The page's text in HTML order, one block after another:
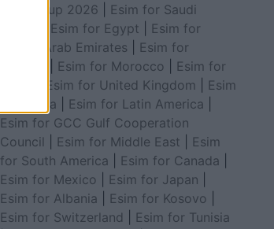
World Cup 2026
Esim for Saudi
Esim for Egypt
Esim for
United Arab Emirates
Esim for
Esim for Morocco
Esim for
Esim for United Kingdom
Esim
for Africa
Esim for Latin America
Esim for GCC Gulf Cooperation
Council
Esim for Middle East
Esim
for South America
Esim for Canada
Esim for Mexico
Esim for Japan
Esim for Albania
Esim for Kosovo
Esim for Switzerland
Esim for Tunisia